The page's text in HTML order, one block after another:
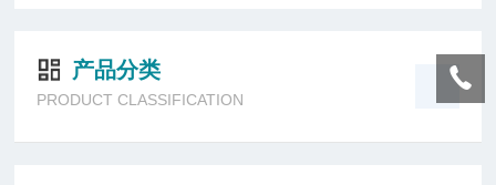
产品分类
PRODUCT CLASSIFICATION